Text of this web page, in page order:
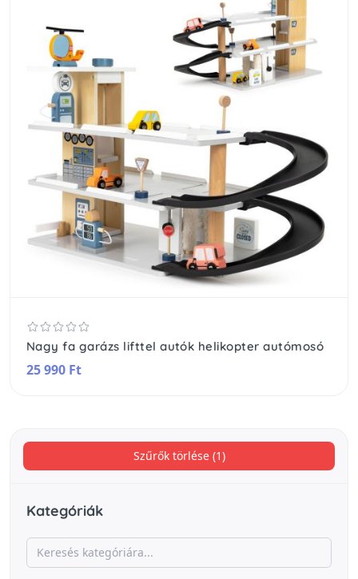
Szűrők törlése (1)
Kategóriák
Nagy fa garázs lifttel autók helikopter autómosó
25 990 Ft